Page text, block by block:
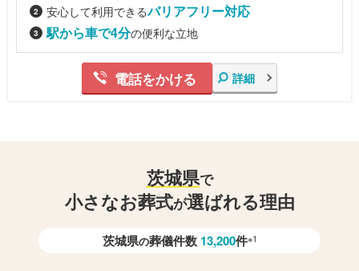
安心して利用できるバリアフリー対応
駅から車で4分の便利な立地
電話をかける 詳細
茨城県で
小さなお葬式が選ばれる理由
茨城県の葬儀件数 13,200件※1